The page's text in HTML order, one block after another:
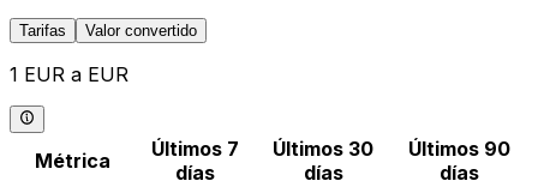
Tarifas Valor convertido
1 EUR a EUR
Métrica
Últimos 7
días
Últimos 30
días
Últimos 90
días